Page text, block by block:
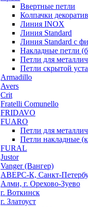
Ввертные петли
Колпачки
Линия INOX
Линия Standard
Линия Standard с
Накладные петли
Петли для
Петли скрытой
Armadillo
Avers
Crit
Fratelli Comunello
FRIDAVO
FUARO
Петли для
Петли накладные
FURAL
Justor
Vanger (Вангер)
АВЕРС-К, Санкт-
Алми, г. Орехово-Зуево
г. Воткинск
г. Златоуст